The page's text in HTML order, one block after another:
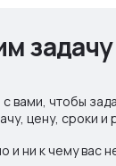
задачу
вами, чтобы
цену, сроки и
и ни к чему вас